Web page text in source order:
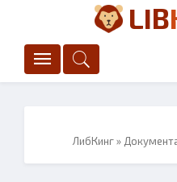
LIB
ЛибКинг»